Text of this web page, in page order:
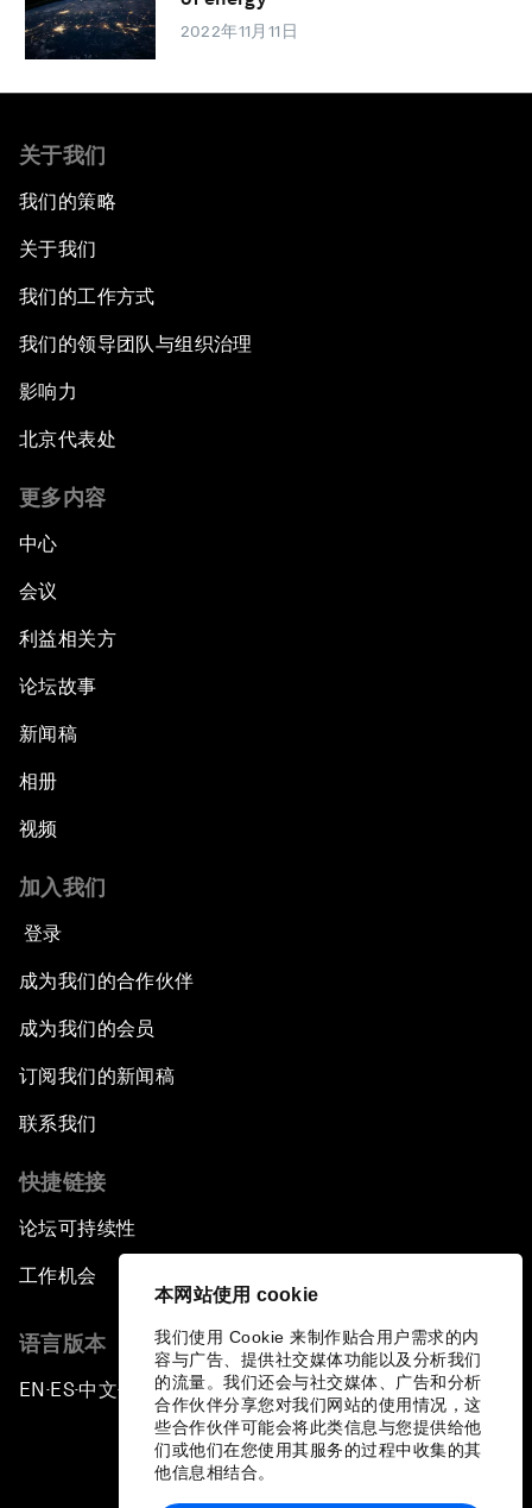
本网站使用 cookie
我们使用 Cookie 来制作贴合用户需求的内
容与广告、提供社交媒体功能以及分析我们
的流量。我们还会与社交媒体、广告和分析
合作伙伴分享您对我们网站的使用情况，这
些合作伙伴可能会将此类信息与您提供给他
们或他们在您使用其服务的过程中收集的其
他信息相结合。
2022年11月11日
关于我们
我们的策略
关于我们
我们的工作方式
我们的领导团队与组织治理
影响力
北京代表处
更多内容
中心
会议
利益相关方
论坛故事
新闻稿
相册
视频
加入我们
登录
成为我们的合作伙伴
成为我们的会员
订阅我们的新闻稿
联系我们
快捷链接
论坛可持续性
工作机会
语言版本
EN ▪ES▪中文▪ 日本語